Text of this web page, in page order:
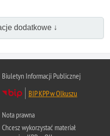
dodatkowe ↓
Biuletyn Informacji Publicznej
BIP KPP w Olkuszu
Nota prawna
Chcesz wykorzystać materiał